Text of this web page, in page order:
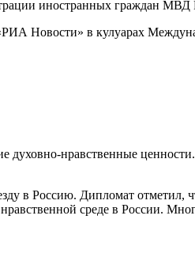
иностранных граждан
Новости» в кулуарах
духовно-нравственные
в Россию. Дипломат отметил,
среде в России.